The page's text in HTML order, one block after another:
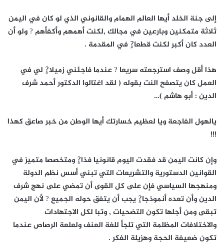
إلى جنة الخلد أيها العالم الهمام والقانوني الذي لو كان في اليمن
ثلاثة متمكنين وبارعين في مجالك ,لكنت أهمهم وأكفأهم ? ولو أن
العدد كان أكبر لكنت قطعا?ٍ في المقدمة .
هذا أقل وصف استرجعته سريعا ? عندما فاجئني زميلا?ٍ لي في
العمل كان يتصفح النت بقوله ( لقد اغتالوا الدكتور أحمد شرف
الدين : أبو هاشم )…
يالهول الفاجعة ويا لعظيم خسارتك أيها الوطن من خبر صاعق كهذا
!!!
وإن كانت اليمن قد فقدت اليوم قانونيا فذا?ٍ ومتخصصا متميز في
القوانين الدستورية والتشريعات التي تبني أسس نظم الدولة
ومنهجها السياسي فإن على كل القوى أن تمضي على نهج شرف
الدين وأن تعده أنموذجا?ٍ يجب أن يتفق حوله الجميع ? لأن اليمن
تبقى ومن أجلها تكون التضحيات , وتبا لكل الاجتهادات
والاختلافات المظلمة التي تلجأ للغة العنف ولعلعة الرصاص عندما
تكون ضعيفة الحجة وهزيلة الفكر .